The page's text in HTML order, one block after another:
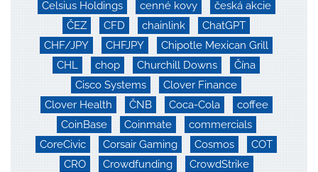
Celsius Holdings cenné kovy
česká akcie
ČEZ
CFD chainlink
ChatGPT
CHF/JPY
CHFJPY
Chipotle Mexican Grill
CHL
chop Churchill Downs
Čína
Cisco Systems
Clover Finance
Clover Health
ČNB Coca-Cola
coffee
CoinBase
Coinmate
commercials
CoreCivic
Corsair Gaming Cosmos
COT
CRO
Crowdfunding
CrowdStrike